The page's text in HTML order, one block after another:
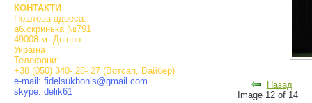
КОНТАКТИ
Поштова адреса:
аб.скринька №791
49008 м. Дніпро
Україна
Телефони:
+38 (050) 340- 28- 27 (Вотсап, Вайбер)
e-mail: fidelsukhonis@gmail.com
skype: delik61
Назад
Image 12 of 14